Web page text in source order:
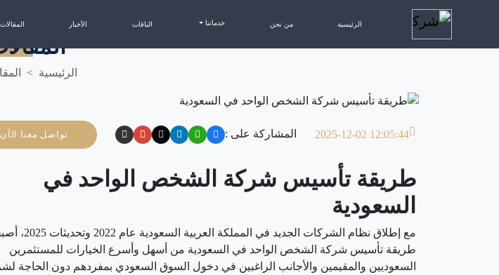
طريقة تأسيس شركة الشخص الواحد في السعودية
الرئيسية من نحن خدماتنا الباقات الأخبار المقالات
الرئيسية
2025-12-02 12:05:44 المشاركة على : تواصل معنا الآن
طريقة تأسيس شركة الشخص الواحد في
السعودية
مع إطلاق نظام الشركات الجديد في المملكة
طريقة تأسيس شركة الشخص الواحد في السعودية من أسهل وأسرع الخيارات للمستثمرين
السعوديين والمقيمين والأجانب الراغبين في دخول السوق السعودي بمفردهم دون الحاجة